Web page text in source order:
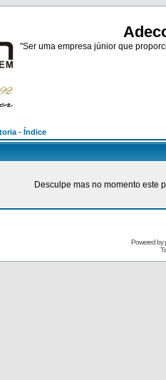
"Ser uma empresa júnior que
- Índice
Desculpe mas no momento este
Powered by